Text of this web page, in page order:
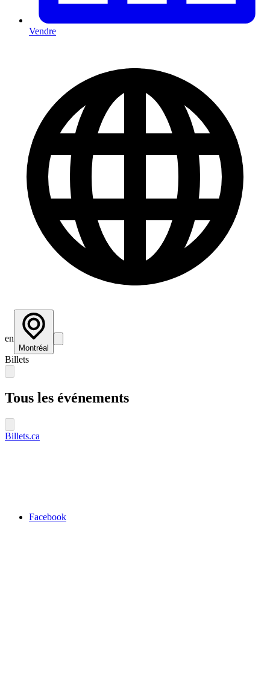
Vendre
en
Montréal
Billets
Tous les événements
Billets.ca
Facebook